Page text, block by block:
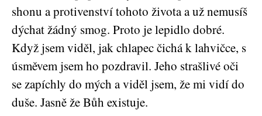
shonu a protivenství tohoto života a už nemusíš
dýchat žádný smog. Proto je lepidlo dobré.
Když jsem viděl, jak chlapec čichá k lahvičce, s
úsměvem jsem ho pozdravil. Jeho strašlivé oči
se zapíchly do mých a viděl jsem, že mi vidí do
duše. Jasně že Bůh existuje.